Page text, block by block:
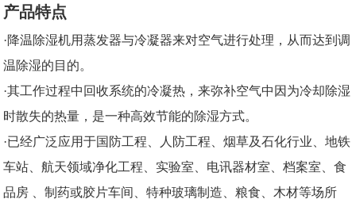
产品特点
·降温除湿机用蒸发器与冷凝器来对空气进行处理，从而达到调
温除湿的目的。
·其工作过程中回收系统的冷凝热，来弥补空气中因为冷却除湿
时散失的热量，是一种高效节能的除湿方式。
·已经广泛应用于国防工程、人防工程、烟草及石化行业、地铁
车站、航天领域净化工程、实验室、电讯器材室、档案室、食
品房 、制药或胶片车间、特种玻璃制造、粮食、木材等场所